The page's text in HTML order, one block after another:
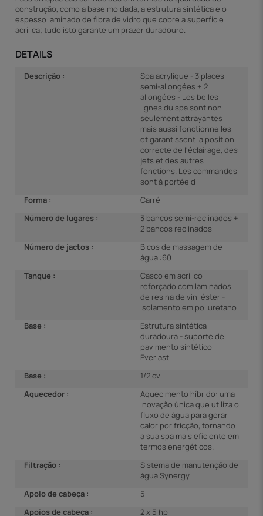
construção, como a base moldada, a estrutura sintética e o
espesso laminado de fibra de vidro que cobre a superfície
acrílica; tudo isto garante um prazer duradouro.
DETAILS
Descrição :
Spa acrylique - 3 places
semi-allongées + 2
allongées - Les belles
lignes du spa sont non
seulement attrayantes
mais aussi fonctionnelles
et garantissent la position
correcte de l'éclairage, des
jets et des autres
fonctions. Les commandes
sont à portée d
Forma :
Carré
Número de lugares :
3 bancos semi-reclinados +
2 bancos reclinados
Número de jactos :
Bicos de massagem de
água :60
Tanque :
Casco em acrílico
reforçado com laminados
de resina de viniléster -
Isolamento em poliuretano
Base :
Estrutura sintética
duradoura - suporte de
pavimento sintético
Everlast
Base :
1/2 cv
Aquecedor :
Aquecimento híbrido: uma
inovação única que utiliza o
fluxo de água para gerar
calor por fricção, tornando
a sua spa mais eficiente em
termos energéticos.
Filtração :
Sistema de manutenção de
água Synergy
Apoio de cabeça :
5
Apoios de cabeça :
2 x 5 hp